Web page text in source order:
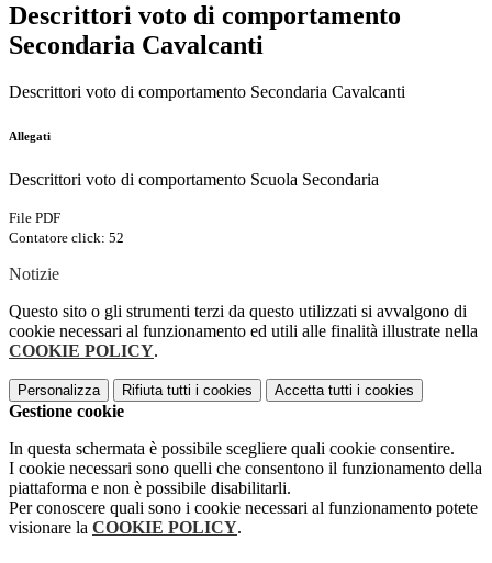
Descrittori voto di comportamento
Secondaria Cavalcanti
Descrittori voto di comportamento Secondaria Cavalcanti
Allegati
Descrittori voto di comportamento Scuola Secondaria
File PDF
Contatore click: 52
Notizie
Questo sito o gli strumenti terzi da questo utilizzati si avvalgono di
cookie necessari al funzionamento ed utili alle finalità illustrate nella
COOKIE POLICY.
Personalizza Rifiuta tutti i cookies Accetta tutti i cookies
Gestione cookie
In questa schermata è possibile scegliere quali cookie consentire.
I cookie necessari sono quelli che consentono il funzionamento della
piattaforma e non è possibile disabilitarli.
Per conoscere quali sono i cookie necessari al funzionamento potete
visionare la COOKIE POLICY.